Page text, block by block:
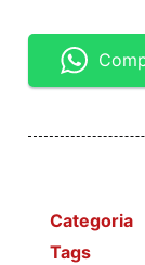
Categoria
Tags